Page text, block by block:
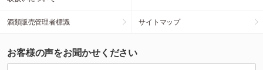
酒類販売管理者標識 サイトマップ
お客様の声をお聞かせください